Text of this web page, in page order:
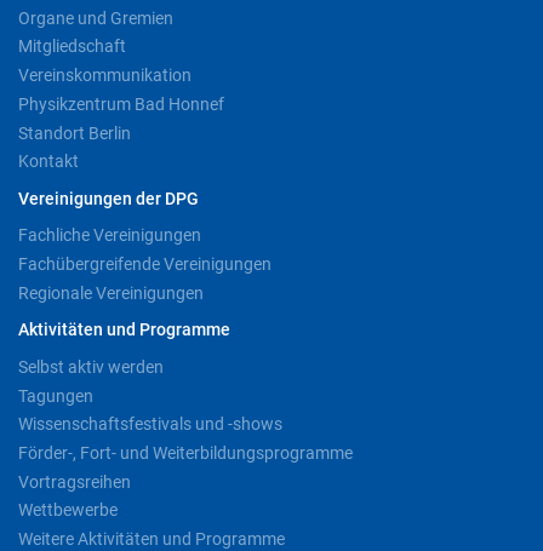
Organe und Gremien
Mitgliedschaft
Vereinskommunikation
Physikzentrum Bad Honnef
Standort Berlin
Kontakt
Vereinigungen der DPG
Fachliche Vereinigungen
Fachübergreifende Vereinigungen
Regionale Vereinigungen
Aktivitäten und Programme
Selbst aktiv werden
Tagungen
Wissenschaftsfestivals und -shows
Förder-, Fort- und Weiterbildungsprogramme
Vortragsreihen
Wettbewerbe
Weitere Aktivitäten und Programme